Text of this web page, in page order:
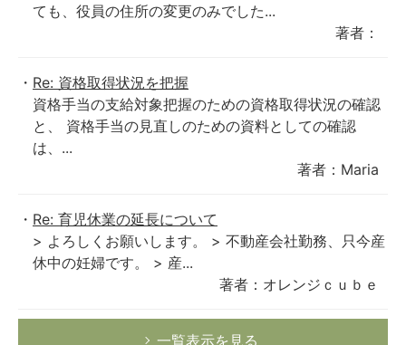
ても、役員の住所の変更のみでした...
著者：
Re: 資格取得状況を把握
資格手当の支給対象把握のための資格取得状況の確認
と、 資格手当の見直しのための資料としての確認
は、...
著者：Maria
Re: 育児休業の延長について
> よろしくお願いします。 > 不動産会社勤務、只今産
休中の妊婦です。 > 産...
著者：オレンジｃｕｂｅ
一覧表示を見る